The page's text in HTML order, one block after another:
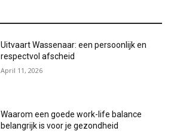
Uitvaart Wassenaar: een persoonlijk en
respectvol afscheid
April 11, 2026
Waarom een goede work-life balance
belangrijk is voor je gezondheid